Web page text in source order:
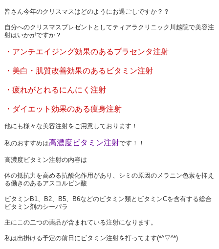
皆さん今年のクリスマスはどのようにお過ごしですか？？
自分へのクリスマスプレゼントとしてティアラクリニック川越院で美容注
射はいかがですか？
・アンチエイジング効果のあるプラセンタ注射
・美白・肌質改善効果のあるビタミン注射
・疲れがとれるにんにく注射
・ダイエット効果のある痩身注射
他にも様々な美容注射をご用意しております！
私のおすすめは高濃度ビタミン注射です！！
高濃度ビタミン注射の内容は
体の抵抗力を高める抗酸化作用があり、シミの原因のメラニン色素を抑え
る働きのあるアスコルビン酸
ビタミンB1、B2、B5、B6などのビタミン類とビタミンCを含有する総合
ビタミン剤のシーパラ
主にこの二つの薬品が含まれている注射になります。
私は出掛ける予定の前日にビタミン注射を打ってます(*^▽^*)